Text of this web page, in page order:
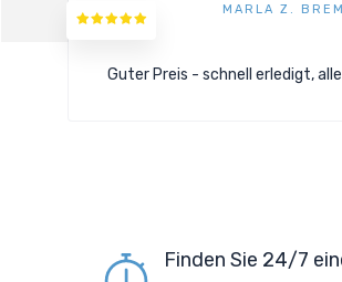
MARLA Z.
Guter Preis - schnell erledigt,
Finden Sie 24/7